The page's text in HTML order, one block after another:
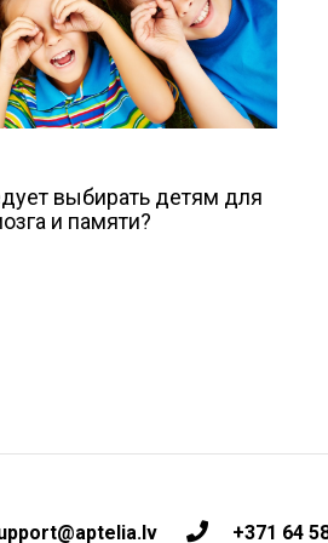
выбирать детям для
и памяти?
+371 64